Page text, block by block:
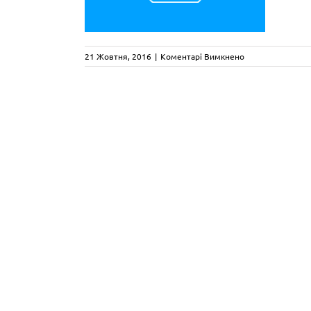
21 Жовтня, 2016 | Коментарі Вимкненодо
dalber